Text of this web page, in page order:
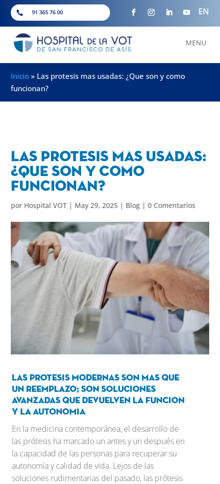
 91 365 76 00 EN
MENU
Inicio » Las protesis mas usadas: ¿Que son y como
funcionan?
Las protesis mas usadas:
¿Que son y como
funcionan?
por Hospital VOT | May 29, 2025 | Blog |0 Comentarios
Las protesis modernas son mas que
un reemplazo; son soluciones
avanzadas que devuelven la funcion
y la autonomia
En la medicina contemporánea, el desarrollo de
las prótesis ha marcado un antes y un después en
la capacidad de las personas para recuperar su
autonomía y calidad de vida. Lejos de las
soluciones rudimentarias del pasado, las prótesis